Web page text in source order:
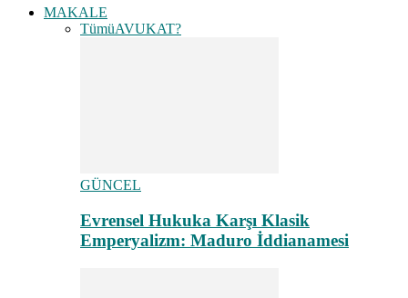
MAKALE
TümüAVUKAT?
GÜNCEL
Evrensel Hukuka Karşı Klasik
Emperyalizm: Maduro İddianamesi